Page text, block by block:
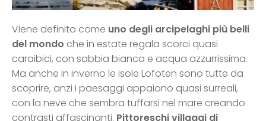
Viene definito come uno degli arcipelaghi più belli
del mondo che in estate regala scorci quasi
caraibici, con sabbia bianca e acqua azzurrissima.
Ma anche in inverno le isole Lofoten sono tutte da
scoprire, anzi i paesaggi appaiono quasi surreali,
con la neve che sembra tuffarsi nel mare creando
contrasti affascinanti. Pittoreschi villaggi di